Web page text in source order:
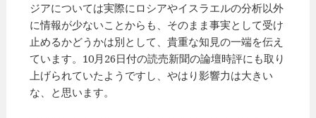
ジアについては実際にロシアやイスラエルの分析以外
に情報が少ないことからも、そのまま事実として受け
止めるかどうかは別として、貴重な知見の一端を伝え
ています。10月26日付の読売新聞の論壇時評にも取り
上げられていたようですし、やはり影響力は大きい
な、と思います。